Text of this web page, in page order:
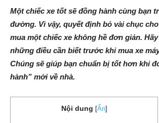
Một chiếc xe tốt sẽ đồng hành cùng bạn
đường. Vì vậy, quyết định bỏ vài chục
mua một chiếc xe không hề đơn giản.
những điều cần biết trước khi mua xe
Chúng sẽ giúp bạn chuẩn bị tốt hơn khi
hành” mới về nhà.
Nội dung [Ẩn]